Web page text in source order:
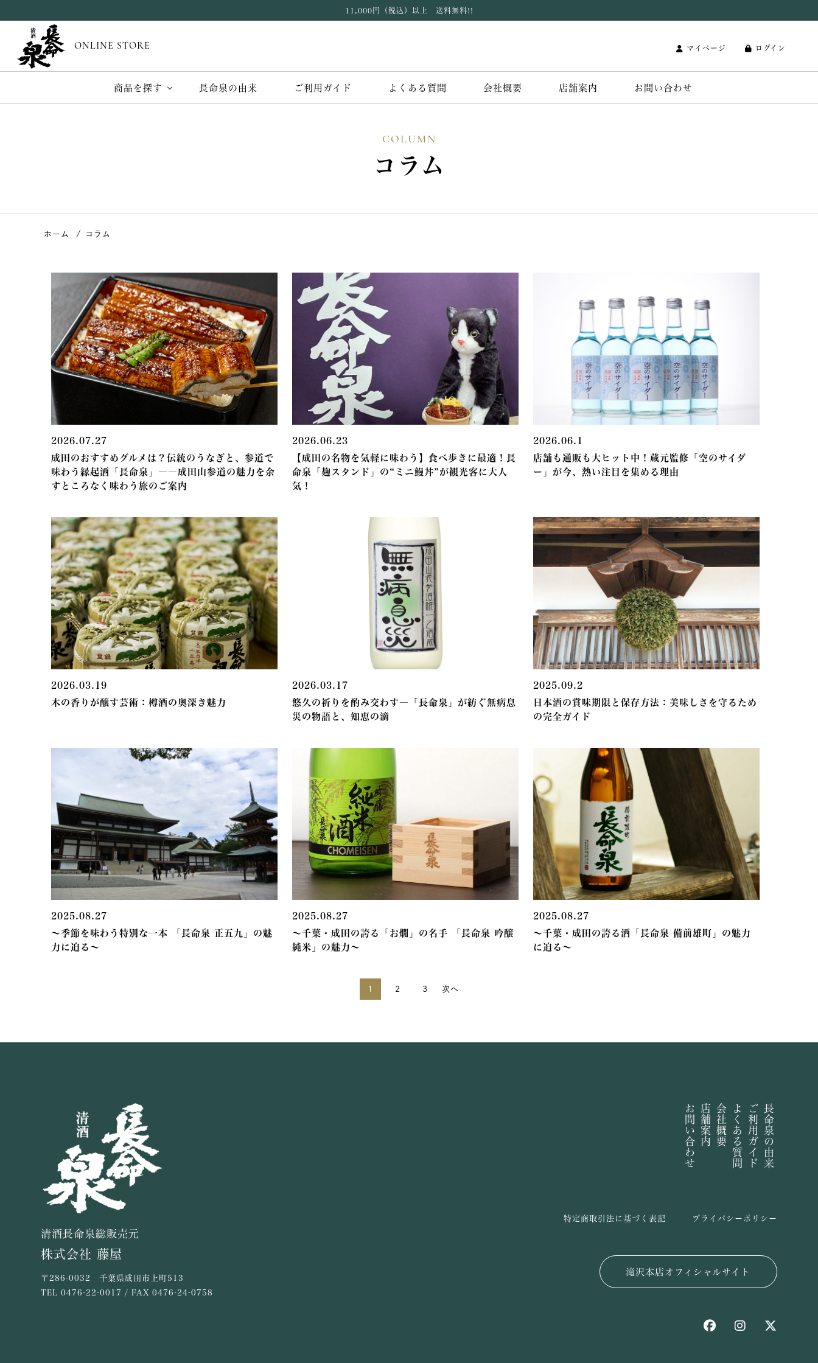
11,000円（税込）以上 送料無料!!
ONLINE STORE マイページ ログイン
商品を探す 長命泉の由来 ご利用ガイド よくある質問 会社概要 店舗案内 お問い合わせ
COLUMN
コラム
ホーム コラム
2026.07.27
成田のおすすめグルメは？伝統のうなぎと、参道で
味わう縁起酒「長命泉」――成田山参道の魅力を余
すところなく味わう旅のご案内
2026.06.23
【成田の名物を気軽に味わう】食べ歩きに最適！長
命泉「麹スタンド」の“ミニ鰻丼”が観光客に大人
気！
2026.06.1
店舗も通販も大ヒット中！蔵元監修「空のサイダ
ー」が今、熱い注目を集める理由
2026.03.19
木の香りが醸す芸術：樽酒の奥深き魅力
2026.03.17
悠久の祈りを酌み交わす―「長命泉」が紡ぐ無病息
災の物語と、知恵の滴
2025.09.2
日本酒の賞味期限と保存方法：美味しさを守るため
の完全ガイド
2025.08.27
～季節を味わう特別な一本 「長命泉 正五九」の魅
力に迫る～
2025.08.27
～千葉・成田の誇る「お燗」の名手 「長命泉 吟醸
純米」の魅力～
2025.08.27
～千葉・成田の誇る酒「長命泉 備前雄町」の魅力
に迫る～
1 2 3 次へ
清酒長命泉総販売元
株式会社 藤屋
〒286-0032 千葉県成田市上町513
TEL0476-22-0017 / FAX 0476-24-0758
長命泉の由来
ご利用ガイド
よくある質問
会社概要
店舗案内
お問い合わせ
滝沢本店オフィシャルサイト
特定商取引法に基づく表記 プライバシーポリシー